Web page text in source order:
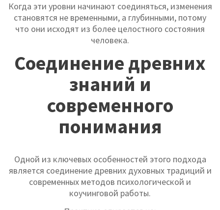
Когда эти уровни начинают соединяться, изменения
становятся не временными, а глубинными, потому
что они исходят из более целостного состояния
человека.
Соединение древних
знаний и
современного
понимания
Одной из ключевых особенностей этого подхода
является соединение древних духовных традиций и
современных методов психологической и
коучинговой работы.